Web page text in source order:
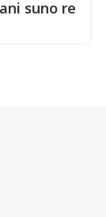
suno re